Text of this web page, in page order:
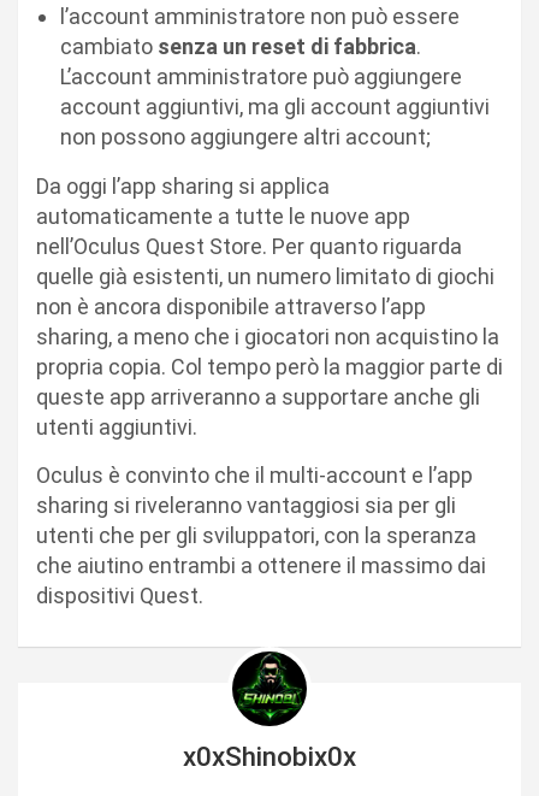
l’account amministratore non può essere
cambiato senza un reset di fabbrica.
L’account amministratore può aggiungere
account aggiuntivi, ma gli account aggiuntivi
non possono aggiungere altri account;
Da oggi l’app sharing si applica
automaticamente a tutte le nuove app
nell’Oculus Quest Store. Per quanto riguarda
quelle già esistenti, un numero limitato di giochi
non è ancora disponibile attraverso l’app
sharing, a meno che i giocatori non acquistino la
propria copia. Col tempo però la maggior parte di
queste app arriveranno a supportare anche gli
utenti aggiuntivi.
Oculus è convinto che il multi-account e l’app
sharing si riveleranno vantaggiosi sia per gli
utenti che per gli sviluppatori, con la speranza
che aiutino entrambi a ottenere il massimo dai
dispositivi Quest.
x0xShinobix0x